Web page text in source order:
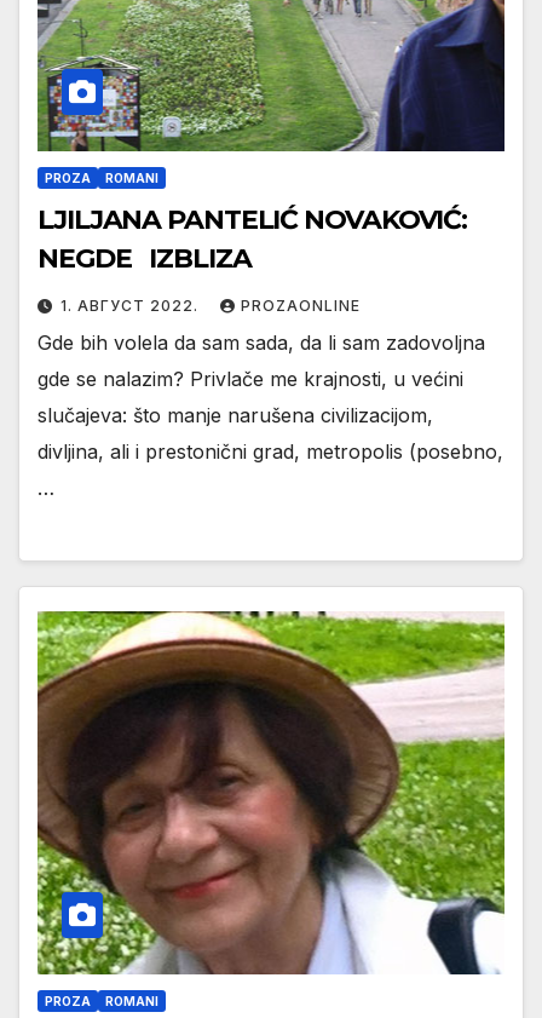
PROZA ROMANI
LJILJANA PANTELIĆ NOVAKOVIĆ:
NEGDE IZBLIZA
1. АВГУСТ 2022. PROZAONLINE
Gde bih volela da sam sada, da li sam zadovoljna
gde se nalazim? Privlače me krajnosti, u većini
slučajeva: što manje narušena civilizacijom,
divljina, ali i prestonični grad, metropolis (posebno,
…
PROZA ROMANI